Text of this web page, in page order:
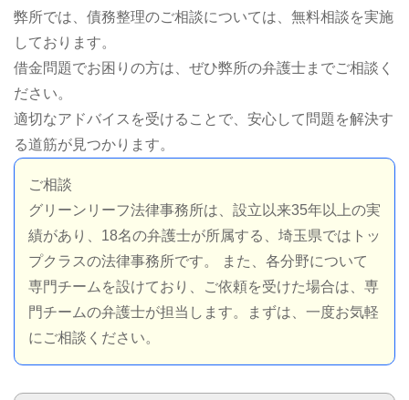
弊所では、債務整理のご相談については、無料相談を実施
しております。
借金問題でお困りの方は、ぜひ弊所の弁護士までご相談く
ださい。
適切なアドバイスを受けることで、安心して問題を解決す
る道筋が見つかります。
ご相談
グリーンリーフ法律事務所は、設立以来35年以上の実
績があり、18名の弁護士が所属する、埼玉県ではトッ
プクラスの法律事務所です。 また、各分野について
専門チームを設けており、ご依頼を受けた場合は、専
門チームの弁護士が担当します。まずは、一度お気軽
にご相談ください。